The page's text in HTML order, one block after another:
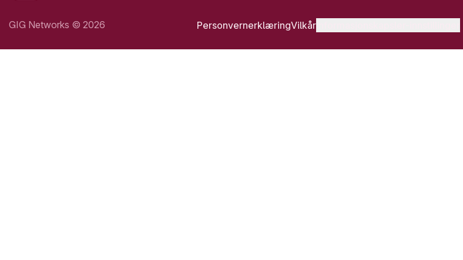
GIG Networks © 2026 PersonvernerklæringVilkår